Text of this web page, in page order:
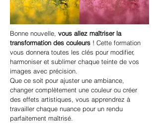
Bonne nouvelle, vous allez maîtriser la
transformation des couleurs ! Cette formation
vous donnera toutes les clés pour modifier,
harmoniser et sublimer chaque teinte de vos
images avec précision.
Que ce soit pour ajuster une ambiance,
changer complètement une couleur ou créer
des effets artistiques, vous apprendrez à
travailler chaque nuance pour un rendu
parfaitement maîtrisé.